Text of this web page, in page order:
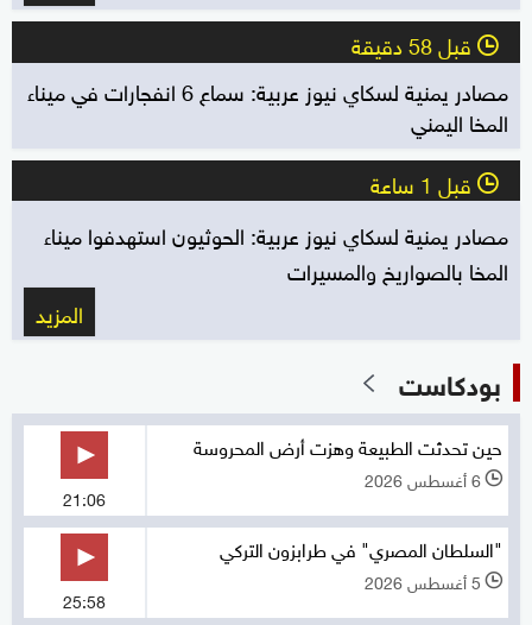
l قبل 58 دقيقة
مصادر يمنية لسكاي نيوز عربية: سماع 6 انفجارات في ميناء
المخا اليمني
l قبل 1 ساعة
مصادر يمنية لسكاي نيوز عربية: الحوثيون استهدفوا ميناء
المخا بالصواريخ والمسيرات
المزيد
بودكاست
حين تحدثت الطبيعة وهزت أرض المحروسة
l 6 أغسطس 2026
21:06
"السلطان المصري" في طرابزون التركي
l 5 أغسطس 2026
25:58